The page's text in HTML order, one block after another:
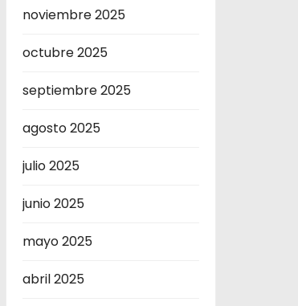
noviembre 2025
octubre 2025
septiembre 2025
agosto 2025
julio 2025
junio 2025
mayo 2025
abril 2025